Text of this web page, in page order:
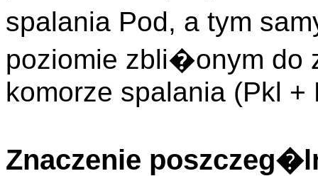
spalania Pod, a tym
poziomie zbli�onym do
komorze spalania (Pkl +
Znaczenie